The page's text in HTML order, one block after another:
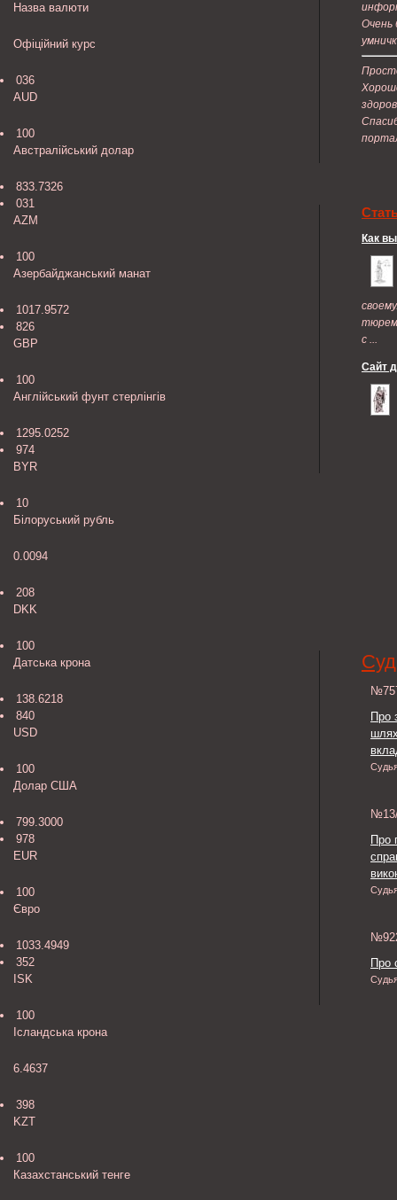
Назва валюти
Офіційний курс
036
AUD
100
Австралійський долар
833.7326
031
AZM
100
Азербайджанський манат
1017.9572
826
GBP
100
Англійський фунт стерлінгів
1295.0252
974
BYR
10
Бiлоруський рубль
0.0094
208
DKK
100
Датська крона
138.6218
840
USD
100
Долар США
799.3000
978
EUR
100
Євро
1033.4949
352
ISK
100
Ісландська крона
6.4637
398
KZT
100
Казахстанський тенге
Очень
Как
с ...
Сайт
Про
Про
Про